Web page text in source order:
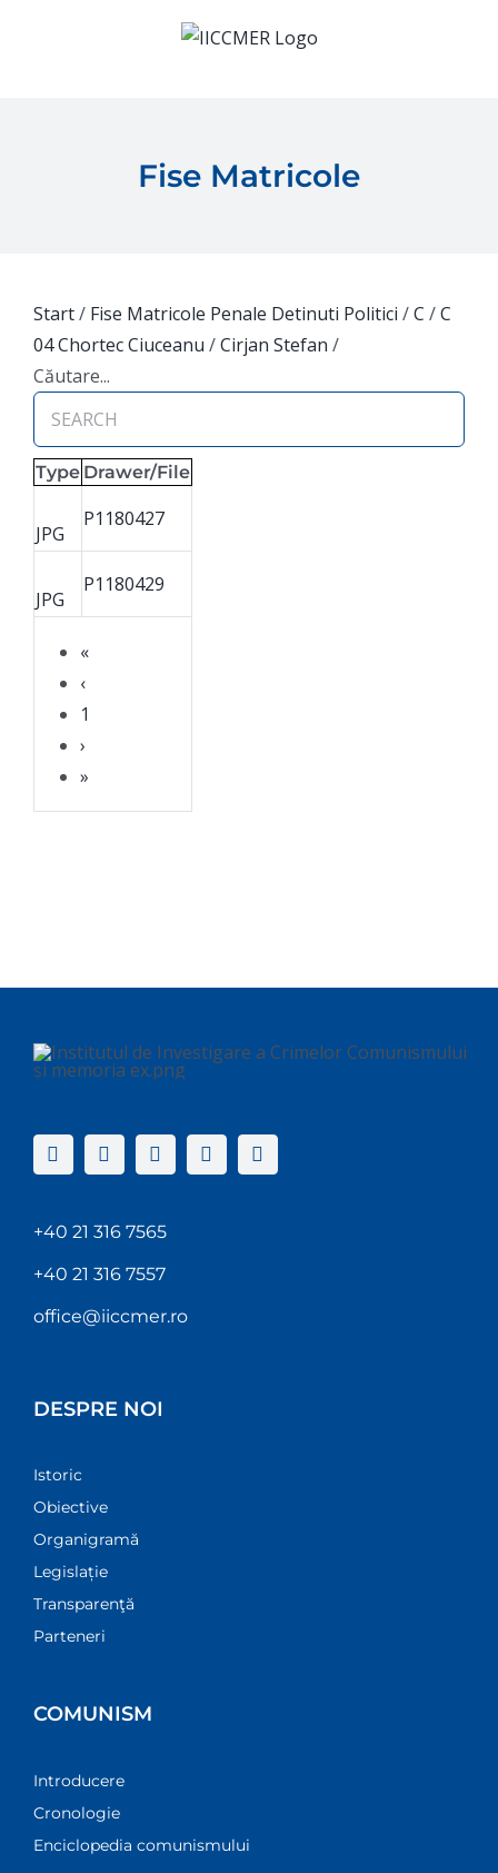
Fise Matricole
Start/ Fise Matricole Penale Detinuti Politici /C /C
04 Chortec Ciuceanu /Cirjan Stefan /
Căutare...
Type Drawer/File
«
‹
1
›
»
JPG
P1180427
JPG
P1180429
+40 21 316 7565
+40 21 316 7557
office@iiccmer.ro
DESPRE NOI
Istoric
Obiective
Organigramă
Legislație
Transparenţă
Parteneri
COMUNISM
Introducere
Cronologie
Enciclopedia comunismului